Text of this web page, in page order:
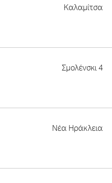
Καλαμίτσα
Σμολένσκι 4
Νέα Ηράκλεια